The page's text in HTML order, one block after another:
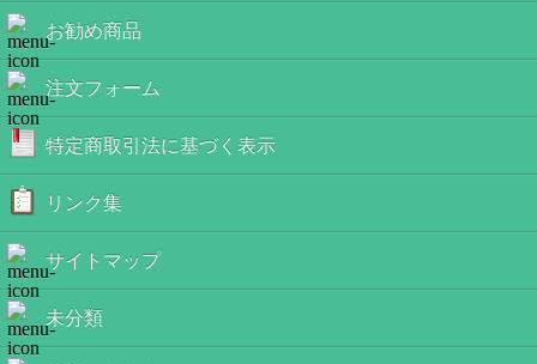
お勧め商品
注文フォーム
特定商取引法に基づく表示
リンク集
サイトマップ
未分類